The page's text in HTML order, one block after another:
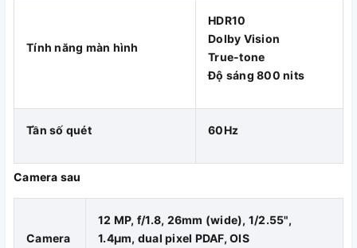
Thời lượng pin tốt nhất từ trước tới nay
Khi nói đến thời lượng pin iPhone 11, hẳn nhiều người đã ước
lên tới 2 ngày mà không cần lo lắng việc thiết bị sẽ hết pin
giữa chừng.
Tính năng màn hình
HDR10
Dolby Vision
True-tone
Độ sáng 800 nits
Tần số quét 60Hz
Camera sau
Camera
12 MP, f/1.8, 26mm (wide), 1/2.55",
1.4µm, dual pixel PDAF, OIS